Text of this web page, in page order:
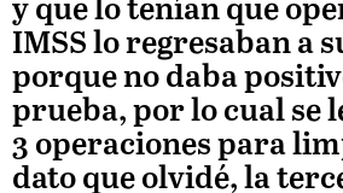
y que lo tenían que
IMSS lo regresaban a
porque no daba
prueba, por lo cual se
3 operaciones para
dato que olvidé, la